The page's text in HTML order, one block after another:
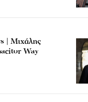
| Μιχάλης
Way